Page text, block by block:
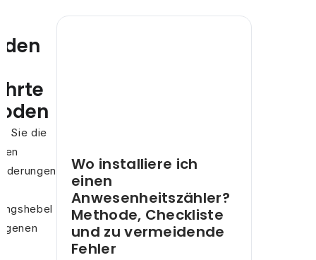
Sie die
Wo installiere ich
einen
Anwesenheitszähler?
Methode, Checkliste
und zu vermeidende
Fehler